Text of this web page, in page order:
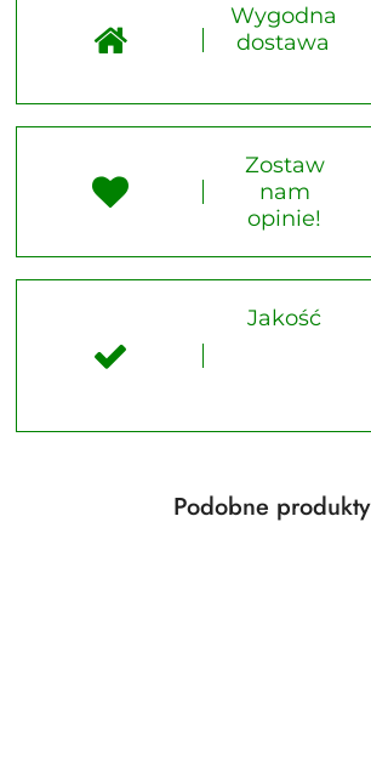
Wygodna
dostawa
Zostaw
nam
opinie!
Jakość
Pomiń karuzelę produktów
Produkty
Podobne produkty